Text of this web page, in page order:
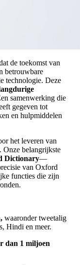
de toekomst van
betrouwbare
technologie. Deze
samenwerking die
gegeven tot
en hulpmiddelen
het leveren van
Onze belangrijkste
Dictionary—
van Oxford
functies die zijn
waaronder tweetalig
Hindi en meer.
dan 1 miljoen